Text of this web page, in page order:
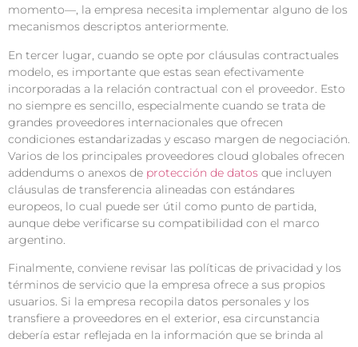
momento—, la empresa necesita implementar alguno de los
mecanismos descriptos anteriormente.
En tercer lugar, cuando se opte por cláusulas contractuales
modelo, es importante que estas sean efectivamente
incorporadas a la relación contractual con el proveedor. Esto
no siempre es sencillo, especialmente cuando se trata de
grandes proveedores internacionales que ofrecen
condiciones estandarizadas y escaso margen de negociación.
Varios de los principales proveedores cloud globales ofrecen
addendums o anexos de protección de datos que incluyen
cláusulas de transferencia alineadas con estándares
europeos, lo cual puede ser útil como punto de partida,
aunque debe verificarse su compatibilidad con el marco
argentino.
Finalmente, conviene revisar las políticas de privacidad y los
términos de servicio que la empresa ofrece a sus propios
usuarios. Si la empresa recopila datos personales y los
transfiere a proveedores en el exterior, esa circunstancia
debería estar reflejada en la información que se brinda al